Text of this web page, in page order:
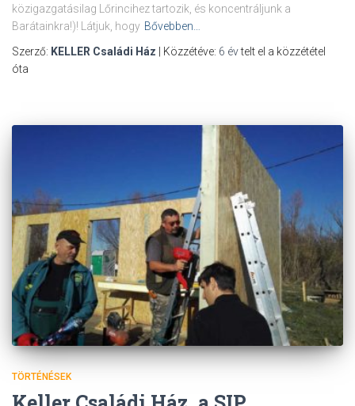
közigazgatásilag Lőrincihez tartozik, és koncentráljunk a
Barátainkra!)! Látjuk, hogy Bővebben…
Szerző: KELLER Családi Ház | Közzétéve: 6 évtelt el a közzététel
óta
TÖRTÉNÉSEK